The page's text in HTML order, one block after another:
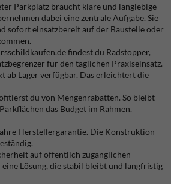
Parkplatz braucht klare und langlebige
dabei eine zentrale Aufgabe. Sie
sofort einsatzbereit auf der Baustelle oder
findest du Radstopper,
für den täglichen Praxiseinsatz.
ab Lager verfügbar. Das erleichtert die
du von Mengenrabatten. So bleibt
das Budget im Rahmen.
Herstellergarantie. Die Konstruktion
auf öffentlich zugänglichen
Lösung, die stabil bleibt und langfristig